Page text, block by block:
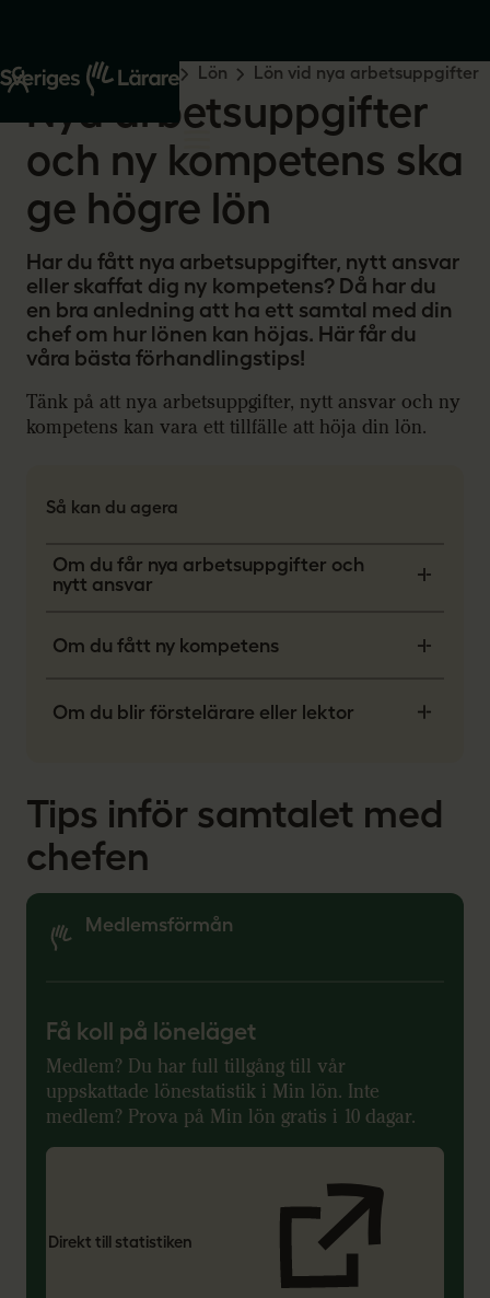
Start Råd och stöd Lön Lön vid nya arbetsuppgifter
Nya arbetsuppgifter
och ny kompetens ska
ge högre lön
Har du fått nya arbetsuppgifter, nytt ansvar
eller skaffat dig ny kompetens? Då har du
en bra anledning att ha ett samtal med din
chef om hur lönen kan höjas. Här får du
våra bästa förhandlingstips!
Tänk på att nya arbetsuppgifter, nytt ansvar och ny
kompetens kan vara ett tillfälle att höja din lön.
Så kan du agera
Om du får nya arbetsuppgifter och
nytt ansvar
Om du fått ny kompetens
Om du blir förstelärare eller lektor
Tips inför samtalet med
chefen
Medlemsförmån
Få koll på löneläget
Medlem? Du har full tillgång till vår
uppskattade lönestatistik i Min lön. Inte
medlem? Prova på Min lön gratis i 10 dagar.
Direkt till statistiken